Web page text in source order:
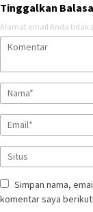
Tinggalkan
Alamat email Anda tidak
Simpan nama,
komentar saya